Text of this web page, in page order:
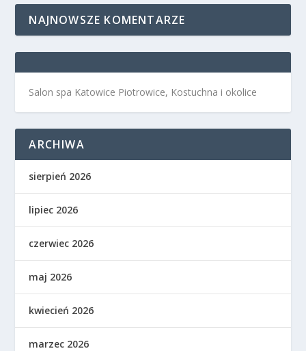
NAJNOWSZE KOMENTARZE
Salon spa Katowice Piotrowice, Kostuchna i okolice
ARCHIWA
sierpień 2026
lipiec 2026
czerwiec 2026
maj 2026
kwiecień 2026
marzec 2026